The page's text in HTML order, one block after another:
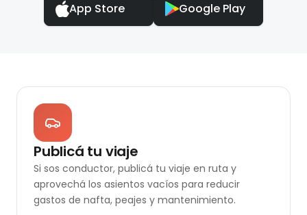
App Store Google Play
Publicá tu viaje
Si sos conductor, publicá tu viaje en ruta y
aprovechá los asientos vacíos para reducir
gastos de nafta, peajes y mantenimiento.